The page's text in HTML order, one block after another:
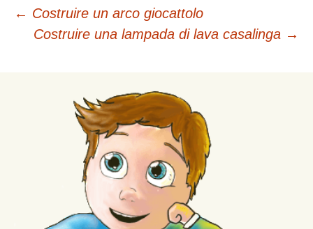
Navigazione
articolo
← Costruire un arco giocattolo
Costruire una lampada di lava casalinga →